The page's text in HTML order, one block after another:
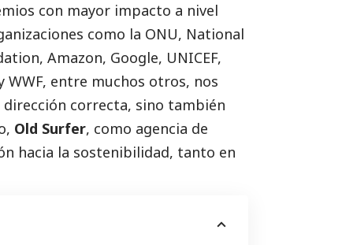
con mayor impacto a nivel
como la ONU, National
Amazon, Google, UNICEF,
WWF, entre muchos otros, nos
correcta, sino también
Old Surfer, como agencia de
hacia la sostenibilidad, tanto en